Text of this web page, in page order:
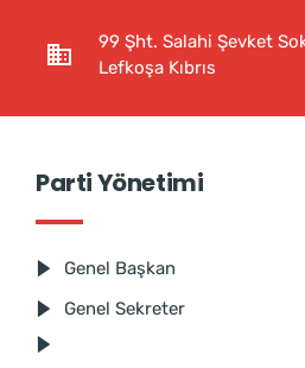
99 Şht. Salahi Şevket
Lefkoşa Kıbrıs
Parti Yönetimi
Genel Başkan
Genel Sekreter